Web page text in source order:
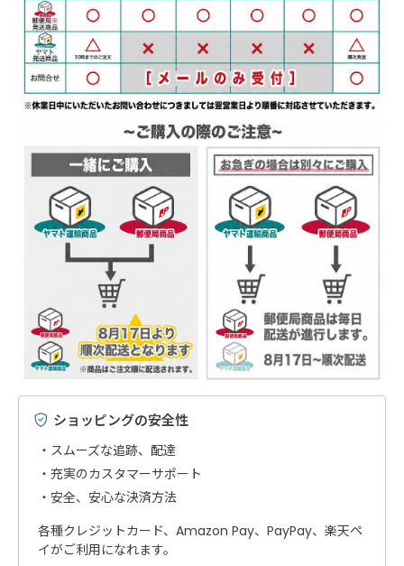
ショッピングの安全性
スムーズな追跡、配達
充実のカスタマーサポート
安全、安心な決済方法
各種クレジットカード、Amazon Pay、PayPay、楽天ペ
イがご利用になれます。